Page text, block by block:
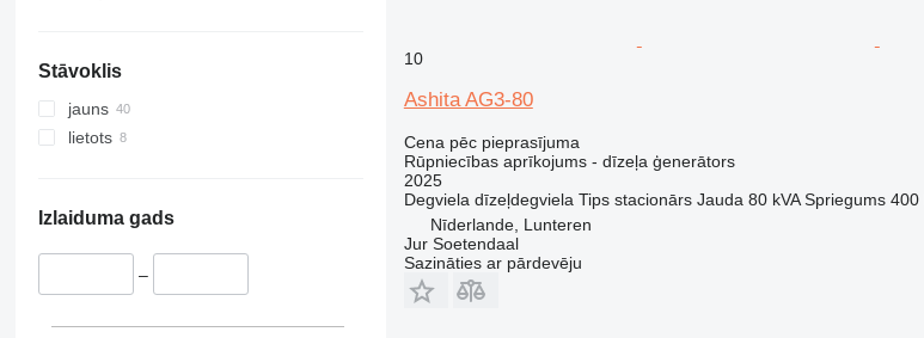
Stāvoklis
jauns
lietots
Izlaiduma gads
–
10
Ashita AG3-80
Cena pēc pieprasījuma
Rūpniecības aprīkojums - dīzeļa ģenerātors
2025
Degviela dīzeļdegviela Tips stacionārs Jauda 80 kVA Spriegums 400
Nīderlande, Lunteren
Jur Soetendaal
Sazināties ar pārdevēju